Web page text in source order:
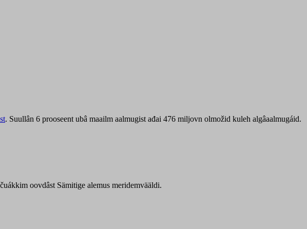
. Suullân 6 prooseent ubâ maailm aalmugist ađai 476 miljovn olmožid kuleh algâaalmugáid.
oovdâst Sämitige alemus meridemvääldi.